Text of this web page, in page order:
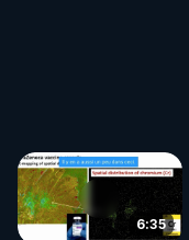
6:35